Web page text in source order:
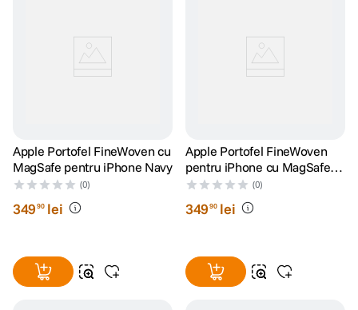
Apple Portofel FineWoven cu
MagSafe pentru iPhone Navy
(0)
34990 lei
Apple Portofel FineWoven
pentru iPhone cu MagSafe
Midnight Purple
(0)
34990 lei